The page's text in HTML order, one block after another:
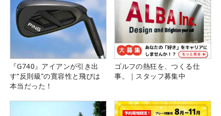
『G740』アイアンが引き出
す“反則級”の寛容性と飛びは
本当だった！
ゴルフの熱狂を、つくる仕
事。｜スタッフ募集中